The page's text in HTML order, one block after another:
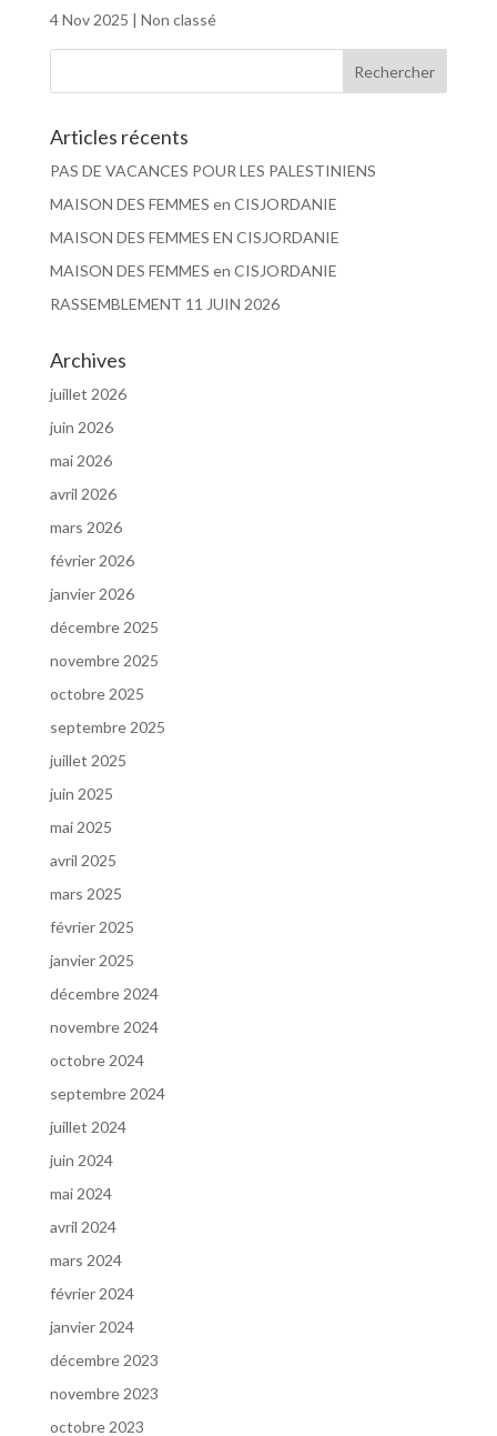
4 Nov 2025 | Non classé
Articles récents
PAS DE VACANCES POUR LES PALESTINIENS
MAISON DES FEMMES en CISJORDANIE
MAISON DES FEMMES EN CISJORDANIE
MAISON DES FEMMES en CISJORDANIE
RASSEMBLEMENT 11 JUIN 2026
Archives
juillet 2026
juin 2026
mai 2026
avril 2026
mars 2026
février 2026
janvier 2026
décembre 2025
novembre 2025
octobre 2025
septembre 2025
juillet 2025
juin 2025
mai 2025
avril 2025
mars 2025
février 2025
janvier 2025
décembre 2024
novembre 2024
octobre 2024
septembre 2024
juillet 2024
juin 2024
mai 2024
avril 2024
mars 2024
février 2024
janvier 2024
décembre 2023
novembre 2023
octobre 2023